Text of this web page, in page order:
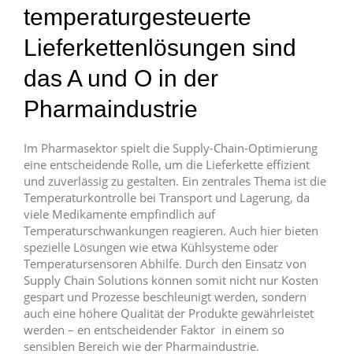
temperaturgesteuerte
Lieferkettenlösungen sind
das A und O in der
Pharmaindustrie
Im Pharmasektor spielt die Supply-Chain-Optimierung
eine entscheidende Rolle, um die Lieferkette effizient
und zuverlässig zu gestalten. Ein zentrales Thema ist die
Temperaturkontrolle bei Transport und Lagerung, da
viele Medikamente empfindlich auf
Temperaturschwankungen reagieren. Auch hier bieten
spezielle Lösungen wie etwa Kühlsysteme oder
Temperatursensoren Abhilfe. Durch den Einsatz von
Supply Chain Solutions können somit nicht nur Kosten
gespart und Prozesse beschleunigt werden, sondern
auch eine höhere Qualität der Produkte gewährleistet
werden – en entscheidender Faktor in einem so
sensiblen Bereich wie der Pharmaindustrie.